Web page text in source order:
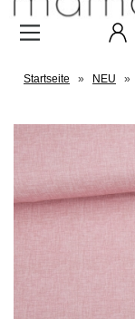
Startseite » NEU »